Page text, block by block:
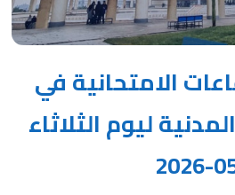
الامتحانية في
ليوم الثلاثاء